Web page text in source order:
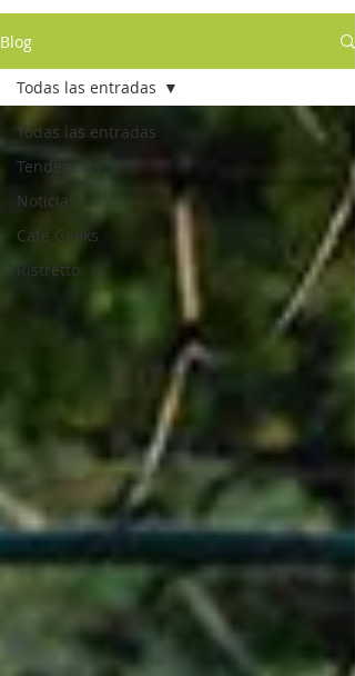
Blog
Todas las entradas
Tendencias
Noticias
Café Geeks
Ristretto
Todas las entradas